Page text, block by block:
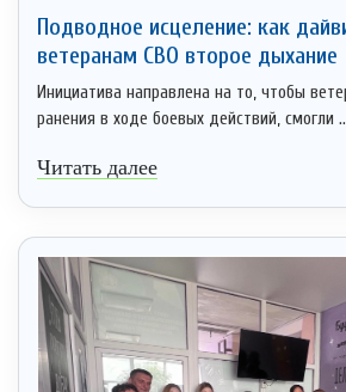
Подводное исцеление: как
ветеранам СВО второе дыхание
Инициатива направлена на то, чтобы
ранения в ходе боевых действий, смогли
Читать далее